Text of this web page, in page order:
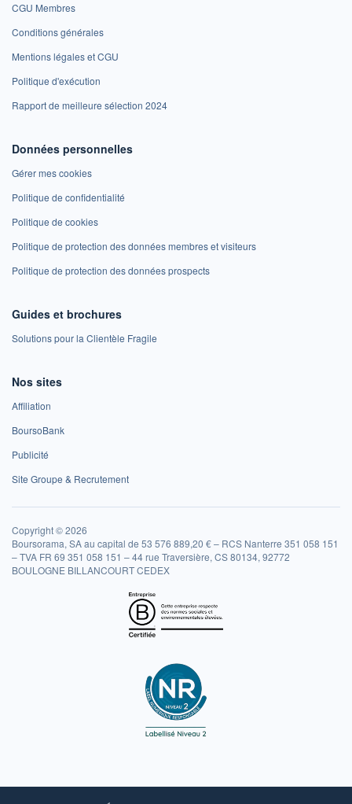
CGU Membres
Conditions générales
Mentions légales et CGU
Politique d'exécution
Rapport de meilleure sélection 2024
Données personnelles
Gérer mes cookies
Politique de confidentialité
Politique de cookies
Politique de protection des données membres et visiteurs
Politique de protection des données prospects
Guides et brochures
Solutions pour la Clientèle Fragile
Nos sites
Affiliation
BoursoBank
Publicité
Site Groupe & Recrutement
Copyright © 2026
Boursorama, SA au capital de 53 576 889,20 € – RCS Nanterre 351 058 151
– TVA FR 69 351 058 151 – 44 rue Traversière, CS 80134, 92772
BOULOGNE BILLANCOURT CEDEX